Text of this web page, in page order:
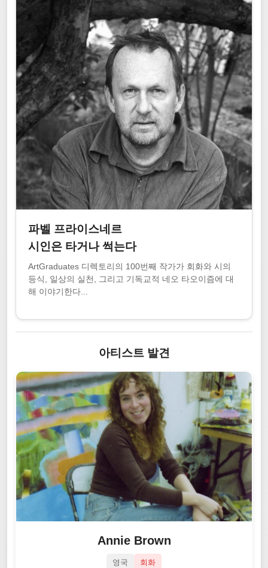
파벨 프라이스네르
시인은 타거나 썩는다
ArtGraduates 디렉토리의 100번째 작가가 회화와 시의
등식, 일상의 실천, 그리고 기독교적 네오 타오이즘에 대
해 이야기한다...
아티스트 발견
Annie Brown
영국 회화